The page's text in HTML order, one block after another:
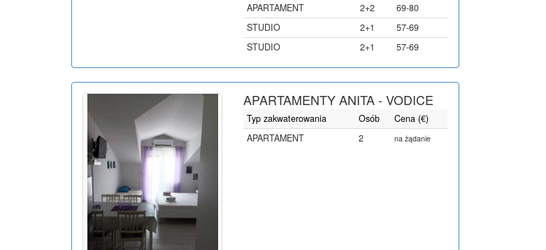
APARTAMENT
2+2
69-80
STUDIO
2+1
57-69
STUDIO
2+1 57-69
APARTAMENTY ANITA - VODICE
Typ zakwaterowania Osób
Cena (€)
APARTAMENT
2 na żądanie